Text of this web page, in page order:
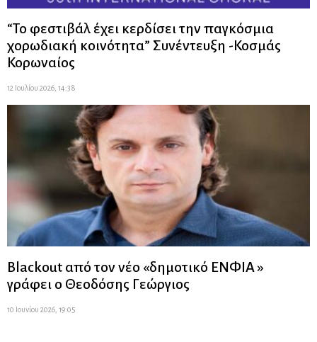
“Το φεστιβάλ έχει κερδίσει την παγκόσμια
χορωδιακή κοινότητα” Συνέντευξη -Κοσμάς
Κορωναίος
12 Ιουλίου 2026, 14:38
Blackout από τον νέο «δημοτικό ΕΝΦΙΑ »
γράφει ο Θεοδόσης Γεώργιος
10 Ιουνίου 2026, 19:05